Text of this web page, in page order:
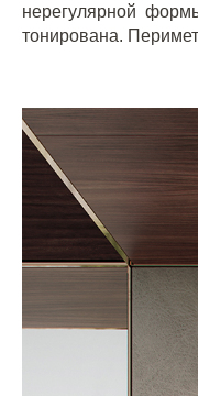
нерегулярной
тонирована.